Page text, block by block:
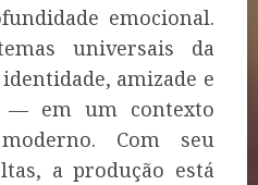
emocional.
universais da
amizade e
— em um contexto
Com seu
a produção está